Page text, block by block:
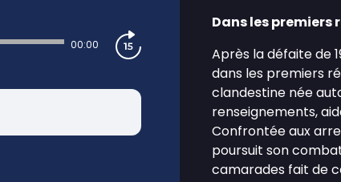
00:00
Dans les premiers
Après la défaite de
dans les premiers
clandestine née
renseignements,
Confrontée aux
poursuit son
camarades fait de